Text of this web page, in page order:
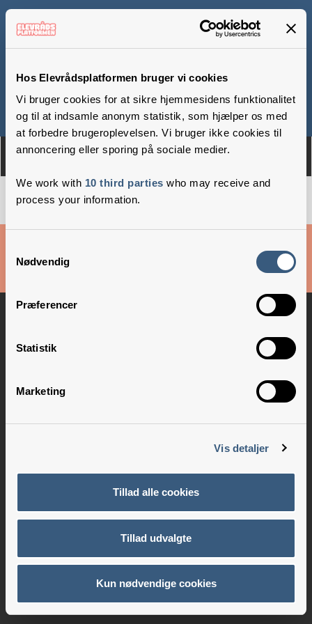
Hos Elevrådsplatformen bruger vi cookies
Vi bruger cookies for at sikre hjemmesidens funktionalitet
og til at indsamle anonym statistik, som hjælper os med
at forbedre brugeroplevelsen. Vi bruger ikke cookies til
annoncering eller sporing på sociale medier.
We work with 10 third parties who may receive and
process your information.
Nødvendig
Præferencer
Statistik
Marketing
Vis detaljer
Tillad alle cookies
Tillad udvalgte
Kun nødvendige cookies
Om Medlemmer